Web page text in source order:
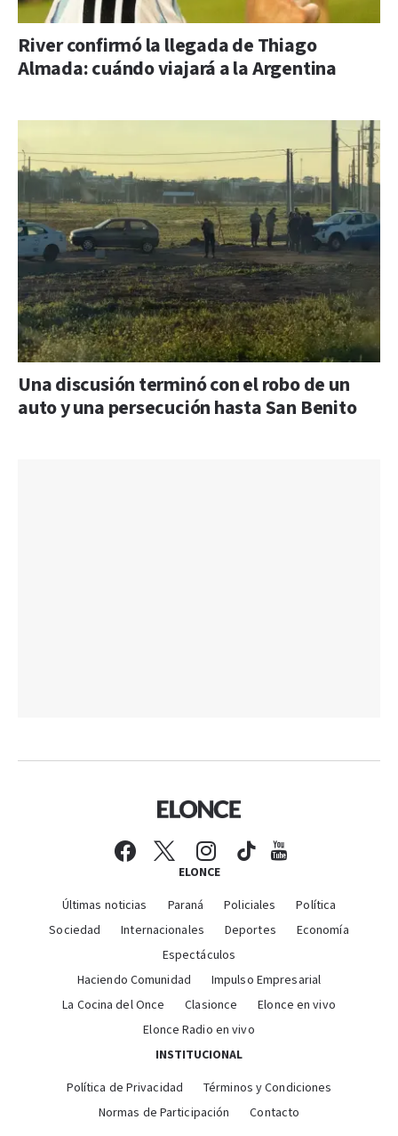
River confirmó la llegada de Thiago
Almada: cuándo viajará a la Argentina
Una discusión terminó con el robo de un
auto y una persecución hasta San Benito
ELONCE
Últimas noticias Paraná Policiales
Política
Sociedad
Internacionales Deportes
Economía
Espectáculos
Haciendo Comunidad
Impulso Empresarial
La Cocina del Once
Clasionce
Elonce en vivo
Elonce Radio en vivo
INSTITUCIONAL
Política de Privacidad
Términos y Condiciones
Normas de Participación
Contacto